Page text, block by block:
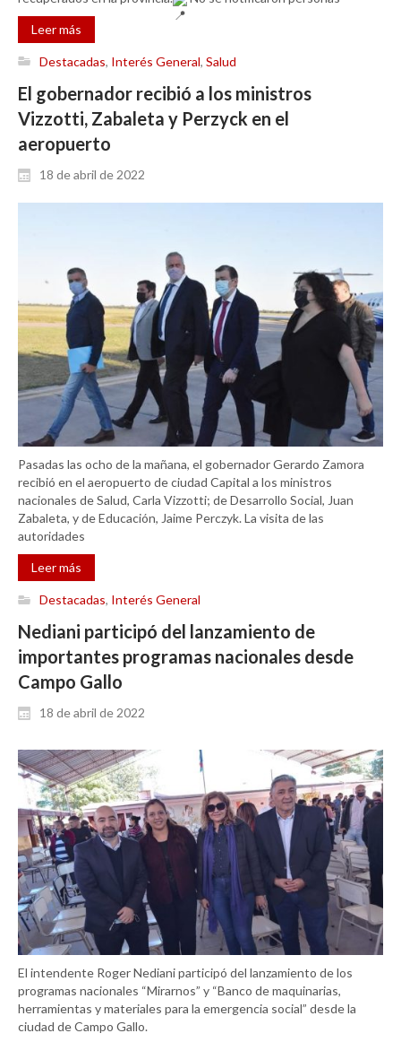
Leer más
Destacadas, Interés General, Salud
El gobernador recibió a los ministros
Vizzotti, Zabaleta y Perzyck en el
aeropuerto
18 de abril de 2022
Pasadas las ocho de la mañana, el gobernador Gerardo Zamora
recibió en el aeropuerto de ciudad Capital a los ministros
nacionales de Salud, Carla Vizzotti; de Desarrollo Social, Juan
Zabaleta, y de Educación, Jaime Perczyk. La visita de las
autoridades
Leer más
Destacadas, Interés General
Nediani participó del lanzamiento de
importantes programas nacionales desde
Campo Gallo
18 de abril de 2022
El intendente Roger Nediani participó del lanzamiento de los
programas nacionales “Mirarnos” y “Banco de maquinarias,
herramientas y materiales para la emergencia social” desde la
ciudad de Campo Gallo.